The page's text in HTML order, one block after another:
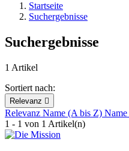
Startseite
Suchergebnisse
Suchergebnisse
1 Artikel
Sortiert nach:
Relevanz 
Relevanz Name (A bis Z)
1 - 1 von 1 Artikel(n)